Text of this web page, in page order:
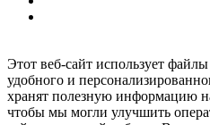
Этот веб-сайт использует
удобного и
хранят полезную информацию
чтобы мы могли улучшить